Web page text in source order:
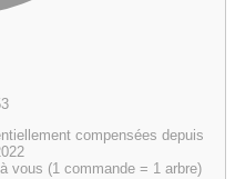
compensées depuis
vous (1 commande = 1 arbre)